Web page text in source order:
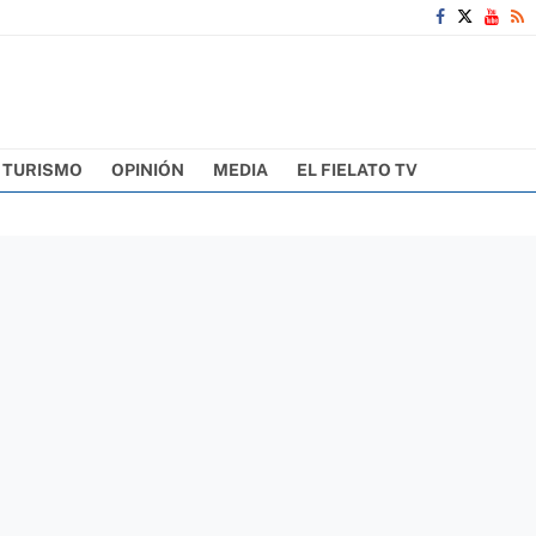
TURISMO OPINIÓN MEDIA EL FIELATO TV